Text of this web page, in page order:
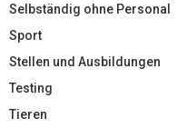
Selbständig ohne Personal
Sport
Stellen und Ausbildungen
Testing
Tieren